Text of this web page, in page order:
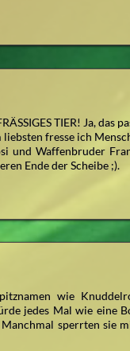
TIER! Ja, das
fresse ich
und Waffenbruder
Ende der Scheibe ;).
wie
jedes Mal wie eine
Manchmal sperrten sie